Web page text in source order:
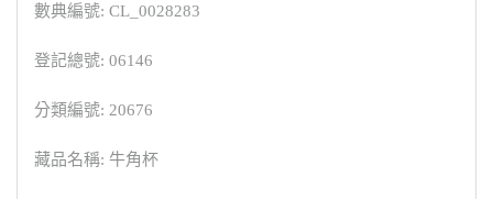
數典編號: CL_0028283
登記總號: 06146
分類編號: 20676
藏品名稱: 牛角杯